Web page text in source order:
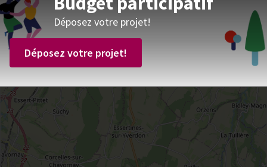
Déposez votre projet!
Déposez votre projet!